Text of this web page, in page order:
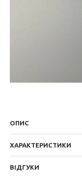
ОПИС
ХАРАКТЕРИСТИКИ
ВІДГУКИ